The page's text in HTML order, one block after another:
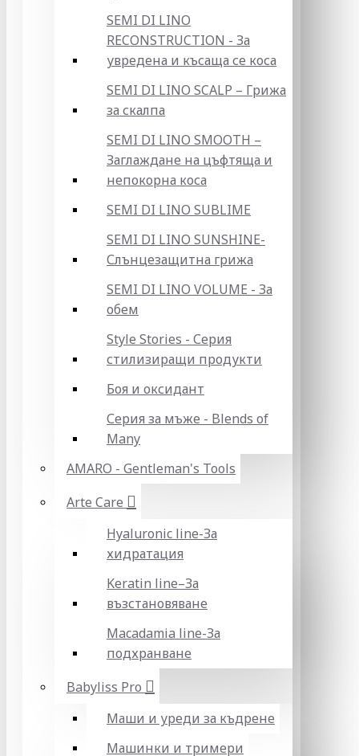
SEMI DI LINO
RECONSTRUCTION - За
увредена и късаща се коса
SEMI DI LINO SCALP – Грижа
за скалпа
SEMI DI LINO SMOOTH –
Заглаждане на цъфтяща и
непокорна коса
SEMI DI LINO SUBLIME
SEMI DI LINO SUNSHINE-
Слънцезащитна грижа
SEMI DI LINO VOLUME - За
обем
Style Stories - Серия
стилизиращи продукти
Боя и оксидант
Серия за мъже - Blends of
Many
AMARO - Gentleman's Tools
Arte Care
Hyaluronic line-За
хидратация
Keratin line–За
възстановяване
Macadamia line-За
подхранване
Babyliss Pro
Маши и уреди за къдрене
Машинки и тримери